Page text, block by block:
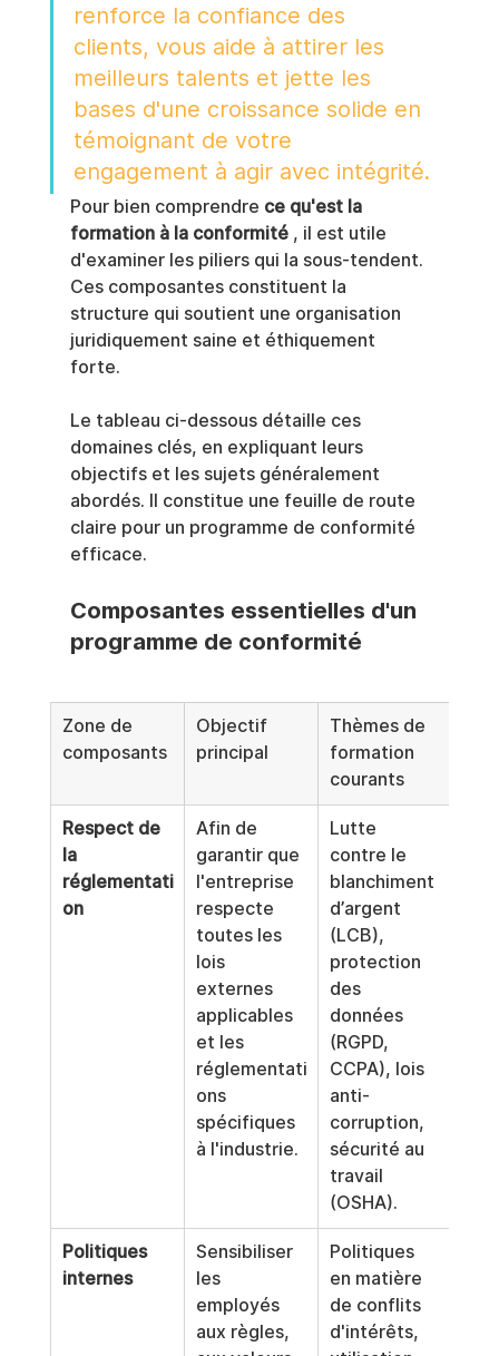
renforce la confiance des
clients, vous aide à attirer les
meilleurs talents et jette les
bases d'une croissance solide en
témoignant de votre
engagement à agir avec intégrité.
Pour bien comprendre ce qu'est la
formation à la conformité , il est utile
d'examiner les piliers qui la sous-tendent.
Ces composantes constituent la
structure qui soutient une organisation
juridiquement saine et éthiquement
forte.
Le tableau ci-dessous détaille ces
domaines clés, en expliquant leurs
objectifs et les sujets généralement
abordés. Il constitue une feuille de route
claire pour un programme de conformité
efficace.
Composantes essentielles d'un
programme de conformité
Zone de
composants
Objectif
principal
Thèmes de
formation
courants
Respect de
la
réglementati
on
Afin de
garantir que
l'entreprise
respecte
toutes les
lois
externes
applicables
et les
réglementati
ons
spécifiques
à l'industrie.
Lutte
contre le
blanchiment
d’argent
(LCB),
protection
des
données
(RGPD,
CCPA), lois
anti-
corruption,
sécurité au
travail
(OSHA).
Politiques
internes
Sensibiliser
les
employés
aux règles,
Politiques
en matière
de conflits
d'intérêts,